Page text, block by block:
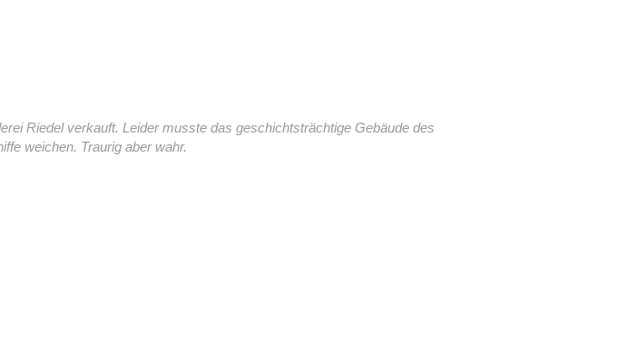
Riedel verkauft. Leider musste das geschichtsträchtige Gebäude des
weichen. Traurig aber wahr.